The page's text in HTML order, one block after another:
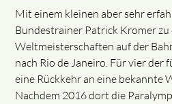
Mit einem kleinen aber sehr
Bundestrainer Patrick Kromer zu
Weltmeisterschaften auf der
nach Rio de Janeiro. Für vier der
eine Rückkehr an eine bekannte
Nachdem 2016 dort die